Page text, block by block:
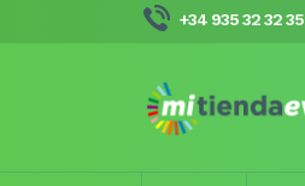
+34 935 32 32 35